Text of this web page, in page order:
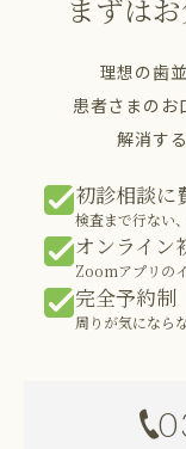
まずは
理想の歯
患者さまのお
解消す
初診相談に
検査まで行ない
オンライン
Zoomアプリの
完全予約制
周りが気になら